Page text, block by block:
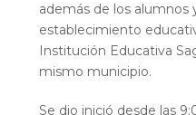
además de los
establecimiento
Institución Educativa
mismo municipio.
Se dio inició desde las